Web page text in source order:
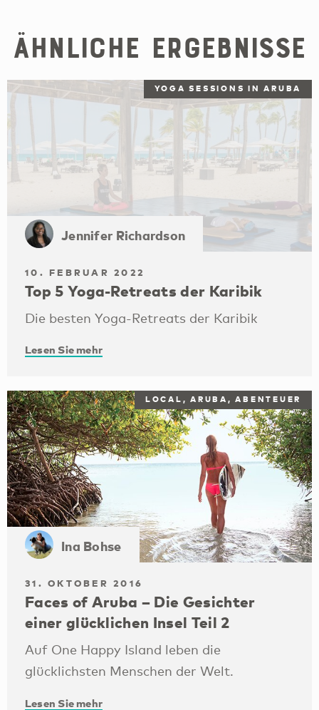
Ähnliche Ergebnisse
YOGA SESSIONS IN ARUBA
Jennifer Richardson
10. FEBRUAR 2022
Top 5 Yoga-Retreats der Karibik
Die besten Yoga-Retreats der Karibik
Lesen Sie mehr
LOCAL, ARUBA, ABENTEUER
Ina Bohse
31. OKTOBER 2016
Faces of Aruba – Die Gesichter
einer glücklichen Insel Teil 2
Auf One Happy Island leben die
glücklichsten Menschen der Welt.
Lesen Sie mehr